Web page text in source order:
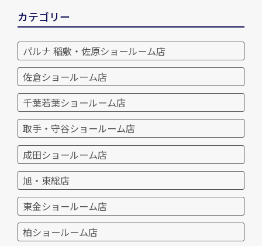
カテゴリー
パルナ 稲敷・佐原ショールーム店
佐倉ショールーム店
千葉若葉ショールーム店
取手・守谷ショールーム店
成田ショールーム店
旭・東総店
東金ショールーム店
柏ショールーム店